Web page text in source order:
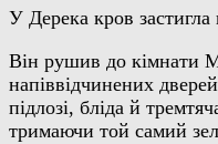
У Дерека кров
Він рушив до кімнати
напіввідчинених
підлозі, бліда й
тримаючи той самий